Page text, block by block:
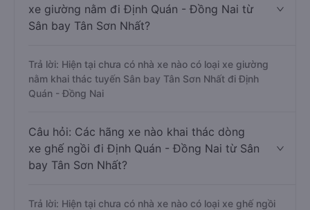
xe giường nằm đi Định Quán - Đồng Nai từ
Sân bay Tân Sơn Nhất?
Trả lời: Hiện tại chưa có nhà xe nào có loại xe giường
nằm khai thác tuyến Sân bay Tân Sơn Nhất đi Định
Quán - Đồng Nai
Câu hỏi: Các hãng xe nào khai thác dòng
xe ghế ngồi đi Định Quán - Đồng Nai từ Sân
bay Tân Sơn Nhất?
Trả lời: Hiện tại chưa có nhà xe nào có loại xe ghế ngồi